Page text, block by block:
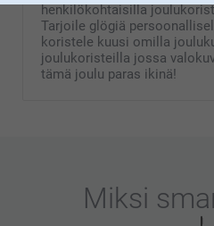
henkilökohtaisilla
Tarjoile glögiä
koristele kuusi omilla
joulukoristeilla jossa
tämä joulu paras ikinä!
Miksi